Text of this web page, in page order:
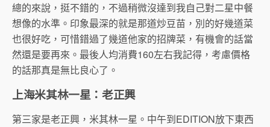
總的來說，挺不錯的，不過稍微沒達到我自己對二星中餐
想像的水準。印象最深的就是那道炒豆苗，別的好幾道菜
也很好吃，可惜錯過了幾道他家的招牌菜，有機會的話當
然還是要再來。最後人均消費160左右我記得，考慮價格
的話那真是無比良心了。
上海米其林一星：老正興
第三家是老正興，米其林一星。中午到EDITION放下東西